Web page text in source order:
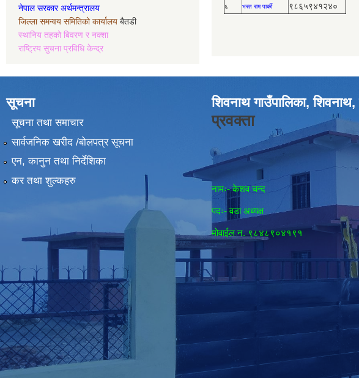
नेपाल सरकार अर्थमन्त्रालय
जिल्ला समन्वय समितिको कार्यालय बैतडी
स्थानिय तहको बिवरण र नक्शा
राष्ट्रिय सुचना प्रविधि केन्द्र
६ भरत राम पार्की ९८६५९४१२४०
सूचना
सूचना तथा समाचार
सार्वजनिक खरीद /बोलपत्र सूचना
एन, कानुन तथा निर्देशिका
कर तथा शुल्कहरु
शिवनाथ गाउँपालिका,
प्रवक्ता
नामः- केशव चन्द
पदः- वडा अध्यक्ष
मोवाईल न‌. ९८४८९०४१९१